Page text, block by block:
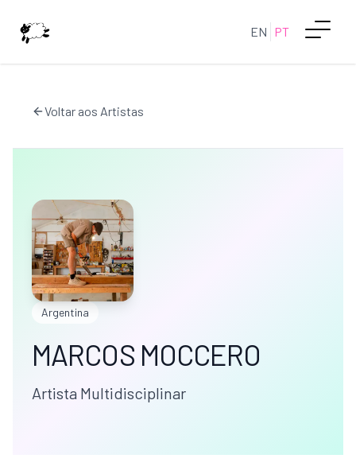
EN PT
Voltar aos Artistas
Argentina
MARCOS MOCCERO
Artista Multidisciplinar